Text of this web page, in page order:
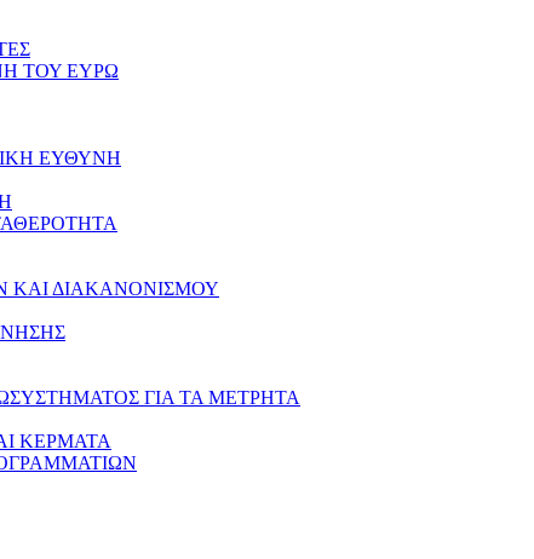
ΤΟΥ ΕΥΡΩ
ΕΥΘΥΝΗ
ΔΙΑΚΑΝΟΝΙΣΜΟΥ
ΓΙΑ ΤΑ ΜΕΤΡΗΤΑ
ΚΕΡΜΑΤΑ